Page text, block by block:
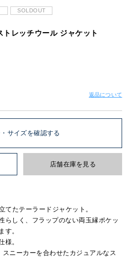
SOLDOUT
トレッチウール ジャケット
返品について
サイズを確認する
店舗在庫を見る
てたテーラードジャケット。
らしく、フラップのない両玉縁ポケッ
す。
様。
ニーカーを合わせたカジュアルなス